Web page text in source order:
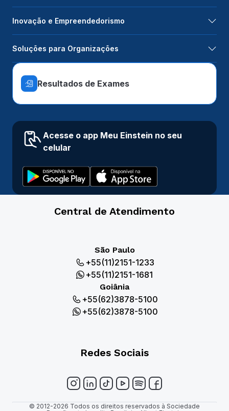
Inovação e Empreendedorismo
Soluções para Organizações
Resultados de Exames
Acesse o app Meu Einstein no seu
celular
Central de Atendimento
São Paulo
+55(11)2151-1233
+55(11)2151-1681
Goiânia
+55(62)3878-5100
+55(62)3878-5100
Redes Sociais
© 2012-2026 Todos os direitos reservados à Sociedade